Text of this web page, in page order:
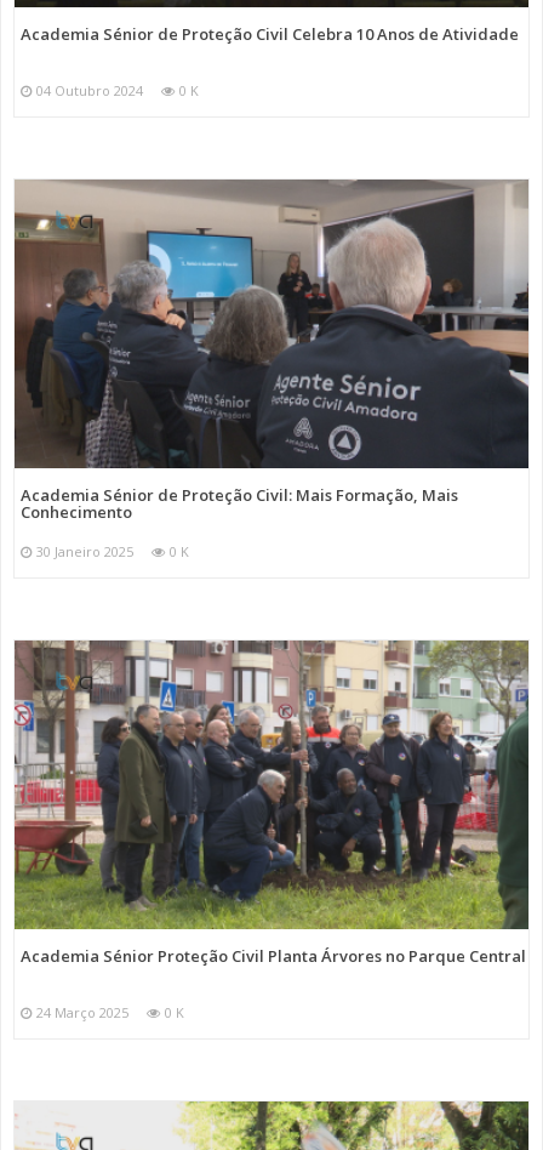
Academia Sénior de Proteção Civil Celebra 10 Anos de Atividade
04 Outubro 2024 0 K
Academia Sénior de Proteção Civil: Mais Formação, Mais
Conhecimento
30 Janeiro 2025 0 K
Academia Sénior Proteção Civil Planta Árvores no Parque Central
24 Março 2025 0 K